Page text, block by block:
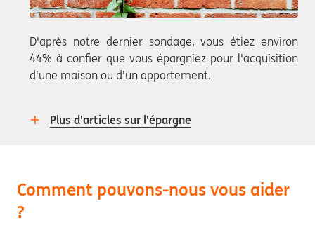
D'après notre dernier sondage, vous étiez environ
44% à confier que vous épargniez pour l'acquisition
d'une maison ou d'un appartement.
Plus d'articles sur l'épargne
Comment pouvons-nous vous aider
?